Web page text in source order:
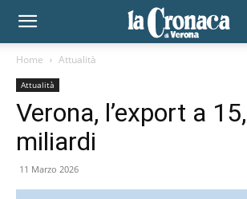
Home Attualità
Attualità
Verona, l’export a
miliardi
11 Marzo 2026